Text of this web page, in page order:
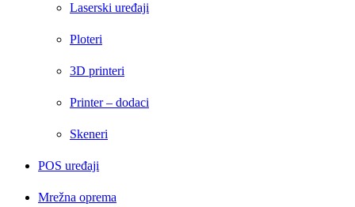
Laserski uređaji
Ploteri
3D printeri
Printer – dodaci
Skeneri
POS uređaji
Mrežna oprema